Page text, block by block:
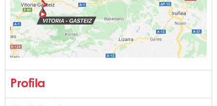
Profila